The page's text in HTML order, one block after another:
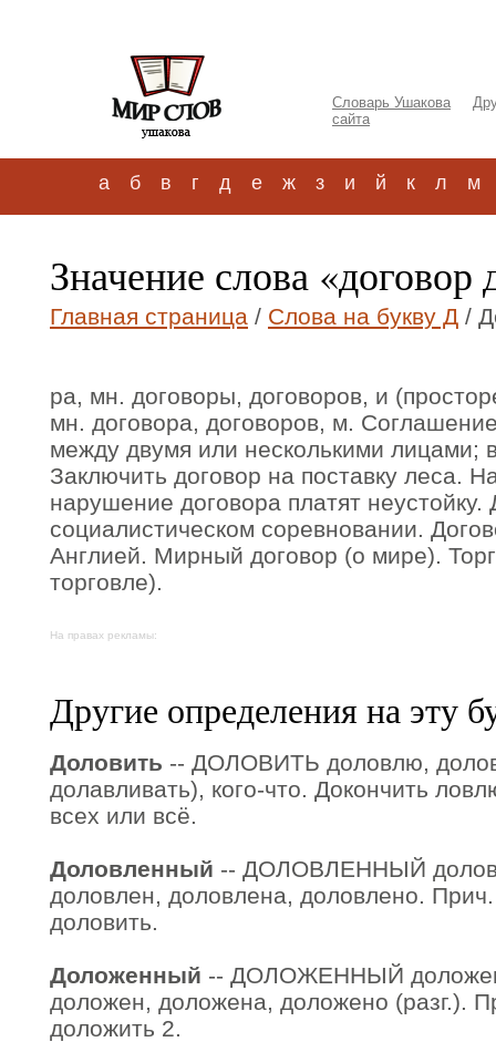
Словарь Ушакова
сайта
а б в г д е ж з и й к л м
Значение слова «договор
Главная страница / Слова на букву Д /
ра, мн. договоры, договоров, и
мн. договора, договоров, м.
между двумя или несколькими лицами;
Заключить договор на поставку леса.
нарушение договора платят неустойку.
социалистическом соревновании.
Англией. Мирный договор (о мире).
торговле).
На правах рекламы:
Другие определения на эту
Доловить -- ДОЛОВИТЬ доловлю,
долавливать), кого-что. Докончить
всех или всё.
Доловленный -- ДОЛОВЛЕННЫЙ
доловлен, доловлена, доловлено.
доловить.
Доложенный -- ДОЛОЖЕННЫЙ
доложен, доложена, доложено (разг.).
доложить 2.